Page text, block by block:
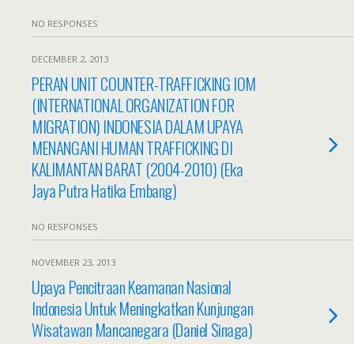
NO RESPONSES
DECEMBER 2, 2013
PERAN UNIT COUNTER-TRAFFICKING IOM
(INTERNATIONAL ORGANIZATION FOR
MIGRATION) INDONESIA DALAM UPAYA
MENANGANI HUMAN TRAFFICKING DI
KALIMANTAN BARAT (2004-2010) (Eka
Jaya Putra Hatika Embang)
NO RESPONSES
NOVEMBER 23, 2013
Upaya Pencitraan Keamanan Nasional
Indonesia Untuk Meningkatkan Kunjungan
Wisatawan Mancanegara (Daniel Sinaga)